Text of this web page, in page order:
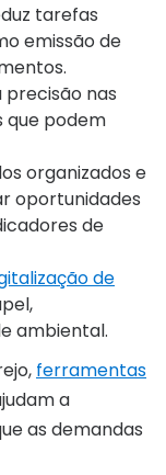
tarefas
emissão de
precisão nas
que podem
organizados e
oportunidades
de
de
ambiental.
ferramentas
a
as demandas